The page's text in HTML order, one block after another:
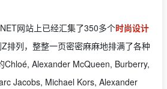
网站上已经汇集了350多个时尚设计
排列，整整一页密密麻麻地排满了各种
Chloé, Alexander McQueen, Burberry,
Jacobs, Michael Kors, Alexander